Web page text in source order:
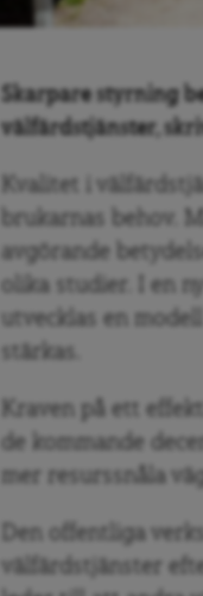
Skarpare styrning
välfärdstjänster,
Kvalitet i
brukarnas behov.
avgörande
olika studier. I en
utvecklas en
stärkas.
Kraven på ett
de kommande
mer resurssnåla
Den offentliga
välfärdstjänster